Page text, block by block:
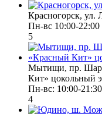
Красногорск, ул.
Пн-вс 10:00-22:00
5
Мытищи, пр.
Кит» цокольный
Пн-вс: 10:00-21:30
4